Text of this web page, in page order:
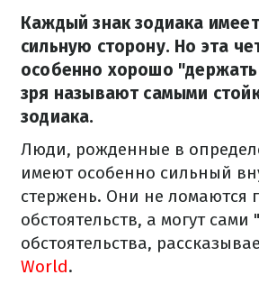
Каждый знак зодиака
сильную сторону. Но эта
особенно хорошо
зря называют самыми
зодиака.
Люди, рожденные в
имеют особенно сильный
стержень. Они не ломаются
обстоятельств, а могут сами
обстоятельства,
World.